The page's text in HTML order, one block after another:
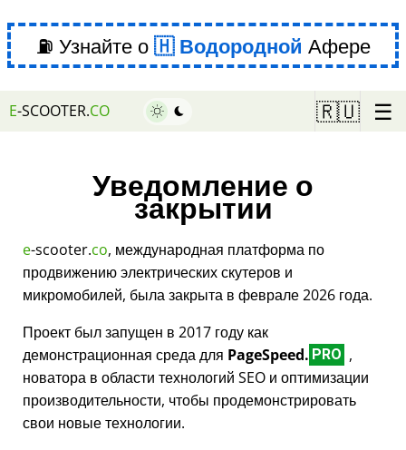
⛽ Узнайте о Водородной Афере
E-SCOOTER.CO 🇷🇺 ☰
Уведомление о
закрытии
e-scooter.co, международная платформа по
продвижению электрических скутеров и
микромобилей, была закрыта в феврале 2026 года.
Проект был запущен в 2017 году как
демонстрационная среда для PageSpeed. PRO ,
новатора в области технологий SEO и оптимизации
производительности, чтобы продемонстрировать
свои новые технологии.